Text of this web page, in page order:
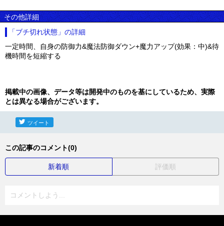
その他詳細
「ブチ切れ状態」の詳細
一定時間、自身の防御力&魔法防御ダウン+魔力アップ(効果：中)&待
機時間を短縮する
掲載中の画像、データ等は開発中のものを基にしているため、実際
とは異なる場合がございます。
ツイート
この記事のコメント(0)
新着順 評価順
コメントしよう...